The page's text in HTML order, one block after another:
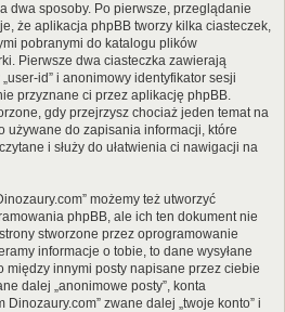
dwa sposoby. Po pierwsze, przeglądanie
że aplikacja phpBB tworzy kilka ciasteczek,
pobranymi do katalogu plików
Pierwsze dwa ciasteczka zawierają
id” i anonimowy identyfikator sesji
przyznane ci przez aplikację phpBB.
gdy przejrzysz chociaż jeden temat na
używane do zapisania informacji, które
i służy do ułatwienia ci nawigacji na
możemy też utworzyć
phpBB, ale ich ten dokument nie
stworzone przez oprogramowanie
informacje o tobie, to dane wysyłane
między innymi posty napisane przez ciebie
dalej „anonimowe posty”, konta
Dinozaury.com” zwane dalej „twoje konto” i